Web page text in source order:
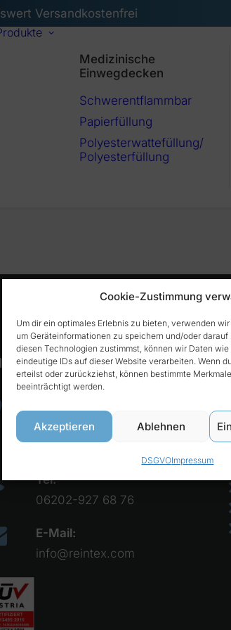
Cookie-Zustimmung
Um dir ein optimales Erlebnis zu bieten, verwenden
um Geräteinformationen zu speichern und/oder
diesen Technologien zustimmst, können wir Daten
eindeutige IDs auf dieser Website verarbeiten. Wenn
erteilst oder zurückziehst, können bestimmte
beeinträchtigt werden.
Akzeptieren Ablehnen
DSGVOImpressum
Versandkostenfrei
Medizinische
Einwegdecken
Schwerentflammbar
Papierfüllung
Polyesterwattefüllung/
Polyesterfüllung
Anhalter Str. 15
68775 Ketsch
Tel:
06202-927 68 76
E-Mail:
info@reintex.com